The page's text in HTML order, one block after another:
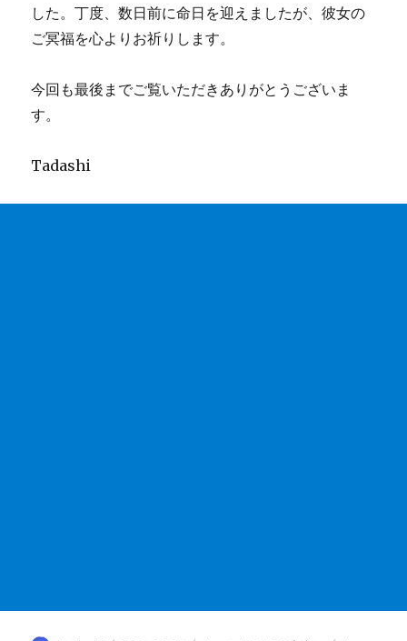
した。丁度、数日前に命日を迎えましたが、彼女の
ご冥福を心よりお祈りします。
今回も最後までご覧いただきありがとうございま
す。
Tadashi